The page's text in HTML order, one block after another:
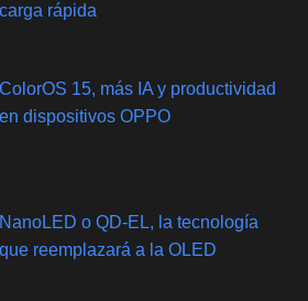
carga rápida
ColorOS 15, más IA y productividad
en dispositivos OPPO
NanoLED o QD-EL, la tecnología
que reemplazará a la OLED